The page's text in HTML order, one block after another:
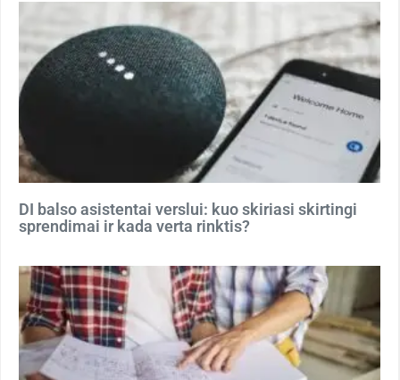
DI balso asistentai verslui: kuo skiriasi skirtingi
sprendimai ir kada verta rinktis?